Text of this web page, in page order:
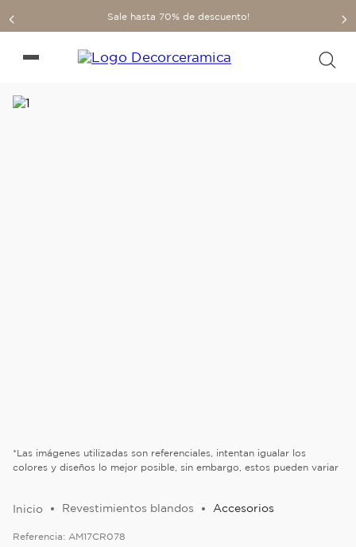
Sale hasta 70% de descuento!
*Las imágenes utilizadas son referenciales, intentan igualar los
colores y diseños lo mejor posible, sin embargo, estos pueden variar
Revestimientos blandos Accesorios
Referencia: AM17CR078